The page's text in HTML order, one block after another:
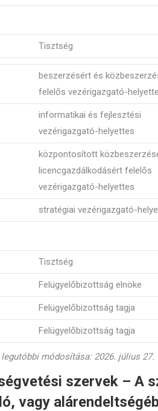
Tisztség
beszerzésért és
felelős vezérigazgató-
informatikai és fejlesztési
vezérigazgató-helyettes
központosított
licencgazdálkodásért felelős
vezérigazgató-helyettes
stratégiai vezérigazgató-
Tisztség
Felügyelőbizottság elnöke
Felügyelőbizottság tagja
Felügyelőbizottság tagja
módosítása: 2026. július 27.
szervek – A
vagy